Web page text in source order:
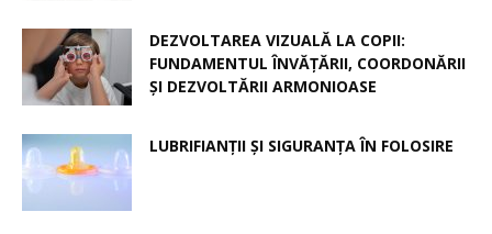
DEZVOLTAREA VIZUALĂ LA COPII:
FUNDAMENTUL ÎNVĂȚĂRII, COORDONĂRII
ȘI DEZVOLTĂRII ARMONIOASE
LUBRIFIANȚII ȘI SIGURANȚA ÎN FOLOSIRE